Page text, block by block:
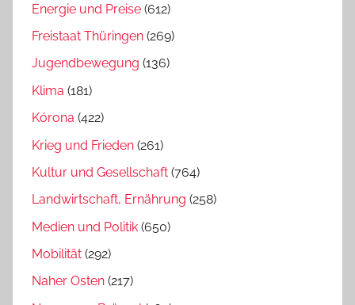
Energie und Preise (612)
Freistaat Thüringen (269)
Jugendbewegung (136)
Klima (181)
Kórona (422)
Krieg und Frieden (261)
Kultur und Gesellschaft (764)
Landwirtschaft, Ernährung (258)
Medien und Politik (650)
Mobilität (292)
Naher Osten (217)